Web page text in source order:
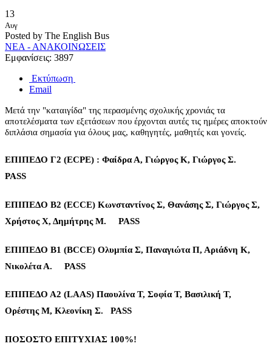
13
Αυγ
Posted by The English Bus
ΝΕΑ - ΑΝΑΚΟΙΝΩΣΕΙΣ
Εμφανίσεις: 3897
Εκτύπωση
Email
Μετά την "καταιγίδα" της περασμένης σχολικής χρονιάς τα
αποτελέσματα των εξετάσεων που έρχονται αυτές τις ημέρες αποκτούν
διπλάσια σημασία για όλους μας, καθηγητές, μαθητές και γονείς.
ΕΠΙΠΕΔΟ Γ2 (ECPE) : Φαίδρα Α, Γιώργος Κ, Γιώργος Σ.
PASS
ΕΠΙΠΕΔΟ Β2 (ECCE) Κωνσταντίνος Σ, Θανάσης Σ, Γιώργος Σ,
Χρήστος Χ, Δημήτρης Μ. PASS
ΕΠΙΠΕΔΟ Β1 (BCCE) Ολυμπία Σ, Παναγιώτα Π, Αριάδνη Κ,
Νικολέτα Α. PASS
ΕΠΙΠΕΔΟ Α2 (LAAS) Παουλίνα Τ, Σοφία Τ, Βασιλική Τ,
Ορέστης Μ, Κλεονίκη Σ. PASS
ΠΟΣΟΣΤΟ ΕΠΙΤΥΧΙΑΣ 100%!